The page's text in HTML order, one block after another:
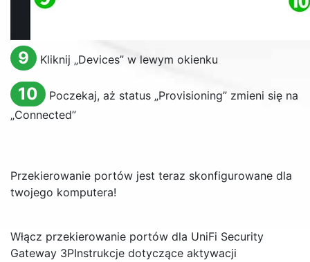
9 Kliknij „Devices” w lewym okienku
10 Poczekaj, aż status „Provisioning” zmieni się na
„Connected”
Przekierowanie portów jest teraz skonfigurowane dla
twojego komputera!
Włącz przekierowanie portów dla UniFi Security
Gateway 3PInstrukcje dotyczące aktywacji